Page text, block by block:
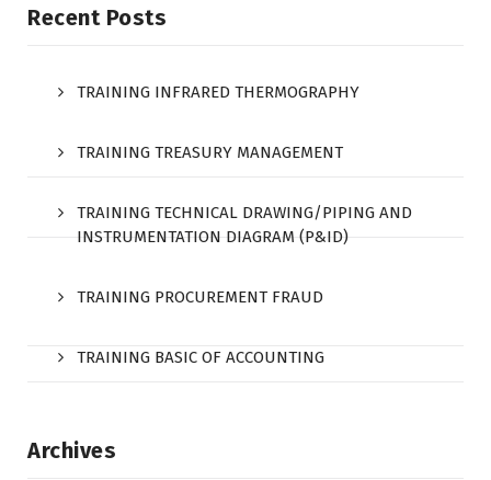
Recent Posts
TRAINING INFRARED THERMOGRAPHY
TRAINING TREASURY MANAGEMENT
TRAINING TECHNICAL DRAWING/PIPING AND
INSTRUMENTATION DIAGRAM (P&ID)
TRAINING PROCUREMENT FRAUD
TRAINING BASIC OF ACCOUNTING
Archives